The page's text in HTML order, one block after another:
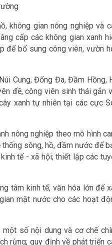
không gian nông nghiệp và
cấp các không gian xanh
để bổ sung công viên, vườn
Cung, Đống Đa, Đầm Hồng,
đề, công viên sinh thái gắn
xanh tự nhiên tại các cực
nông nghiệp theo mô hình
sông, hồ, đầm nước để
tế - xã hội; thiết lập các
tâm kinh tế, văn hóa lớn để
mặt nước cho các hoạt
số nội dung và cơ chế
rừng; quy định về phát triển